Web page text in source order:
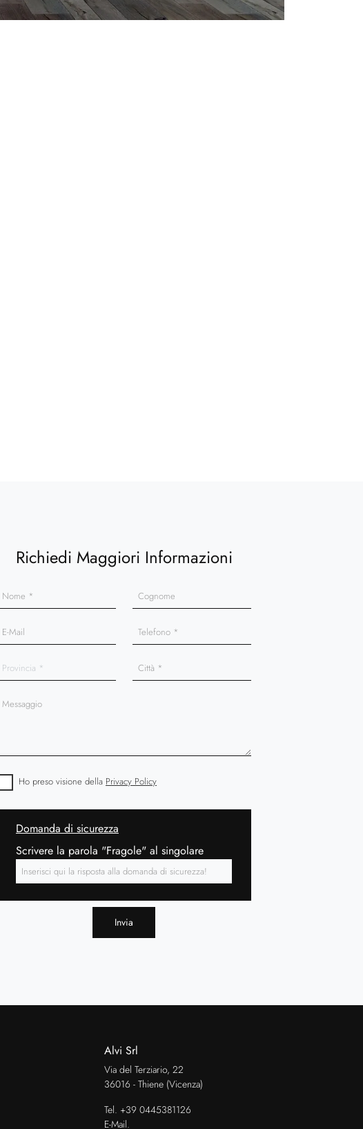
Richiedi Maggiori Informazioni
Ho preso visione della Privacy Policy
Domanda di sicurezza
Scrivere la parola "Fragole" al singolare
Invia
Alvi Srl
Via del Terziario, 22
36016 - Thiene (Vicenza)
Tel. +39 0445381126
E-Mail.